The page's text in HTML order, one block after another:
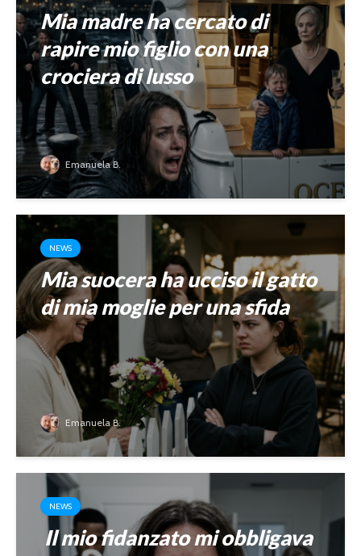
Mia madre ha cercato di
rapire mio figlio con una
crociera di lusso
Emanuela B.
NEWS
Mia suocera ha ucciso il gatto
di mia moglie per una sfida
Emanuela B.
NEWS
Il mio fidanzato mi obbligava